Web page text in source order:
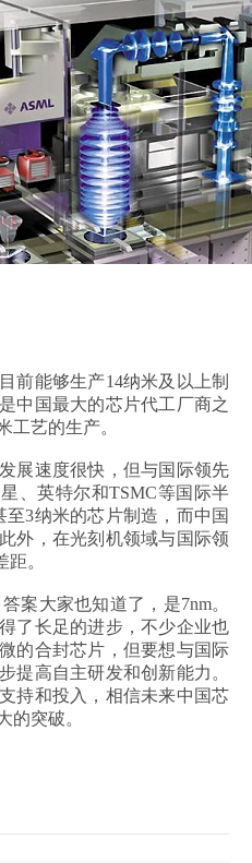
前能够生产14纳米及以上制
中国最大的芯片代工厂商之
工艺的生产。
展速度很快，但与国际领先
、英特尔和TSMC等国际半
3纳米的芯片制造，而中国
外，在光刻机领域与国际领
。
案大家也知道了，是7nm。
了长足的进步，不少企业也
的合封芯片，但要想与国际
提高自主研发和创新能力。
持和投入，相信未来中国芯
的突破。